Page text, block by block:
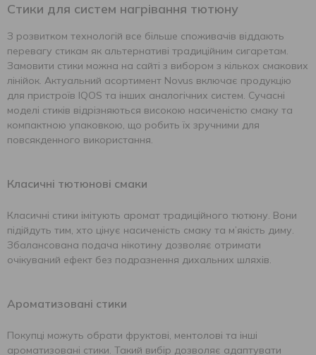
Стики для систем нагрівання тютюну
З розвитком технологій все більше споживачів віддають
перевагу стикам як альтернативі традиційним сигаретам.
Замовити стики можна на сайті з вибором з кількох смакових
лінійок. Актуальний асортимент Novus включає продукцію
для пристроїв IQOS та інших аналогічних систем. Сучасні
моделі стиків відрізняються високою насиченістю смаку та
компактною упаковкою, що робить їх зручними для
повсякденного використання.
Класичні тютюнові смаки
Класичні стики імітують аромат традиційного тютюну. Вони
підійдуть тим, хто цінує насиченість смаку та м’якість диму.
Збалансована подача нікотину дозволяє отримати
очікуваний ефект без подразнення дихальних шляхів.
Ароматизовані стики
Покупці можуть обрати фруктові, ментолові та інші
ароматизовані стики. Такий вибір дозволяє адаптувати